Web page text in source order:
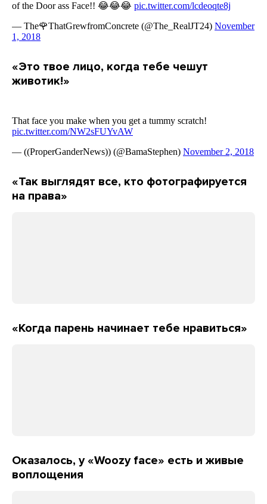
«Это твое лицо, когда тебе чешут
животик!»
«Так выглядят все, кто фотографируется
на права»
«Когда парень начинает тебе нравиться»
Оказалось, у «Woozy face» есть и живые
воплощения